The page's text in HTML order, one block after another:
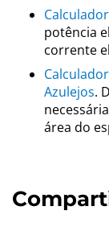
potência
corrente
Azulejos.
área do